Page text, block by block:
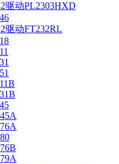
驱动PL2303HXD
驱动FT232RL